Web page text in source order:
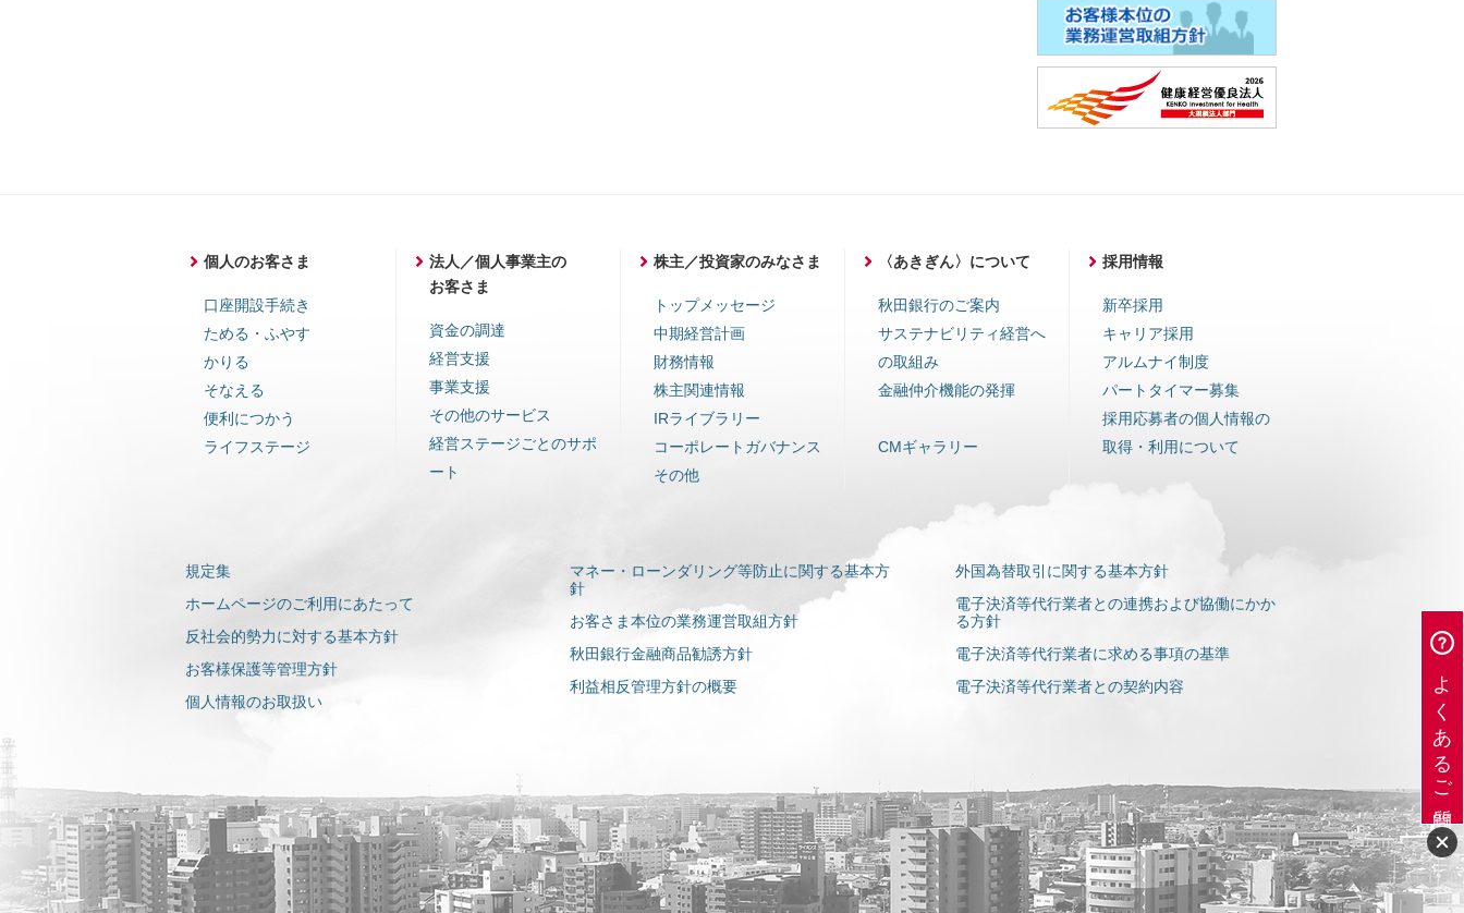
個人のお客さま
口座開設手続き
ためる・ふやす
かりる
そなえる
便利につかう
ライフステージ
法人／個人事業主の
お客さま
資金の調達
経営支援
事業支援
その他のサービス
経営ステージごとのサポ
ート
株主／投資家のみなさま
トップメッセージ
中期経営計画
財務情報
株主関連情報
IRライブラリー
コーポレートガバナンス
その他
〈あきぎん〉について
秋田銀行のご案内
サステナビリティ経営へ
の取組み
金融仲介機能の発揮
CMギャラリー
採用情報
新卒採用
キャリア採用
アルムナイ制度
パートタイマー募集
採用応募者の個人情報の
取得・利用について
規定集
ホームページのご利用にあたって
反社会的勢力に対する基本方針
お客様保護等管理方針
個人情報のお取扱い
マネー・ローンダリング等防止に関する基本方
針
お客さま本位の業務運営取組方針
秋田銀行金融商品勧誘方針
利益相反管理方針の概要
外国為替取引に関する基本方針
電子決済等代行業者との連携および協働にかか
る方針
電子決済等代行業者に求める事項の基準
電子決済等代行業者との契約内容
よくあるご質問